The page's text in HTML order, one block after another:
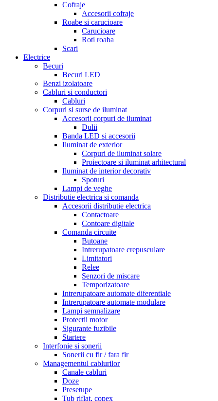
Cofraje
Accesorii cofraje
Roabe si carucioare
Carucioare
Roti roaba
Scari
Electrice
Becuri
Becuri LED
Benzi izolatoare
Cabluri si conductori
Cabluri
Corpuri si surse de iluminat
Accesorii corpuri de iluminat
Dulii
Banda LED si accesorii
Iluminat de exterior
Corpuri de iluminat solare
Proiectoare si iluminat arhitectural
Iluminat de interior decorativ
Spoturi
Lampi de veghe
Distributie electrica si comanda
Accesorii distributie electrica
Contactoare
Contoare digitale
Comanda circuite
Butoane
Intrerupatoare crepusculare
Limitatori
Relee
Senzori de miscare
Temporizatoare
Intrerupatoare automate diferentiale
Intrerupatoare automate modulare
Lampi semnalizare
Protectii motor
Sigurante fuzibile
Startere
Interfonie si sonerii
Sonerii cu fir / fara fir
Managementul cablurilor
Canale cabluri
Doze
Presetupe
Tub riflat, copex